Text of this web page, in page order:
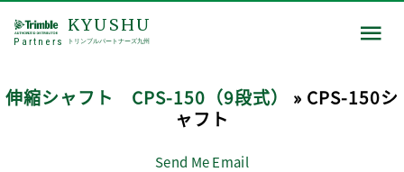
Partners
KYUSHU
トリンブルパートナーズ九州
伸縮シャフト CPS-150（9段式）
» CPS-150シ
ャフト
Send Me Email